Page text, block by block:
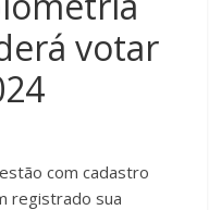
votar
com cadastro
registrado sua